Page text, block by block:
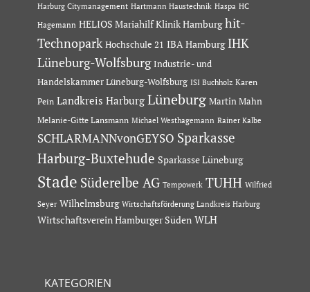
Harburg Citymanagement Hartmann Haustechnik Haspa HC
Hagemann HELIOS Mariahilf Klinik Hamburg hit-
Technopark Hochschule 21 IBA Hamburg IHK
Lüneburg-Wolfsburg Industrie- und
Handelskammer Lüneburg-Wolfsburg ISI Buchholz Karen
Pein Landkreis Harburg Lüneburg Martin Mahn
Melanie-Gitte Lansmann Michael Westhagemann Rainer Kalbe
SCHLARMANNvonGEYSO Sparkasse
Harburg-Buxtehude Sparkasse Lüneburg
Stade Süderelbe AG Tempowerk TUHH Wilfried
Seyer Wilhelmsburg Wirtschaftsförderung Landkreis Harburg
Wirtschaftsverein Hamburger Süden WLH
KATEGORIEN